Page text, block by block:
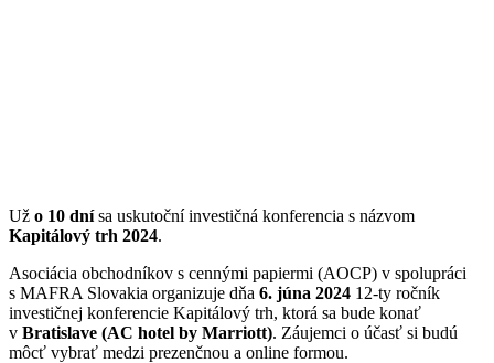
Už o 10 dnísa uskutoční investičná konferencia s názvom
Kapitálový trh 2024.
Asociácia obchodníkov s cennými papiermi (AOCP) v spolupráci
s MAFRA Slovakia organizuje dňa 6. júna 2024 12-ty ročník
investičnej konferencie Kapitálový trh, ktorá sa bude konať
v Bratislave (AC hotel by Marriott). Záujemci o účasť si budú
môcť vybrať medzi prezenčnou a online formou.